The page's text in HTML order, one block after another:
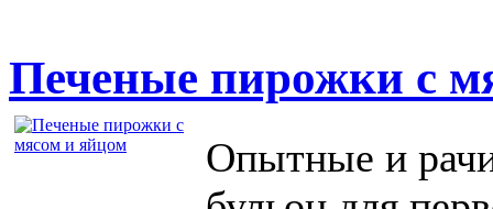
Печеные пирожки с
Опытные и